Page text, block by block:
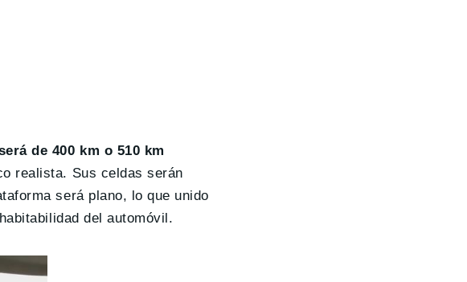
de 400 km o 510 km
realista. Sus celdas serán
será plano, lo que unido
del automóvil.